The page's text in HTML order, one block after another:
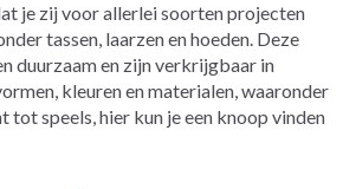
je zij voor allerlei soorten projecten
tassen, laarzen en hoeden. Deze
duurzaam en zijn verkrijgbaar in
kleuren en materialen, waaronder
tot speels, hier kun je een knoop vinden